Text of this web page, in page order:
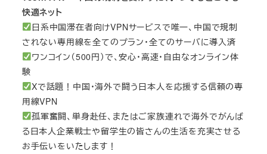
快適ネット
日系中国滞在者向けVPNサービスで唯一、中国で規制
されない専用線を全てのプラン・全てのサーバに導入済
ワンコイン（500円）で、安心・高速・自由なオンライン体
験
Xで話題！中国・海外で闘う日本人を応援する信頼の専
用線VPN
孤軍奮闘、単身赴任、またはご家族連れで海外でがんば
る日本人企業戦士や留学生の皆さんの生活を充実させる
お手伝いをいたします！